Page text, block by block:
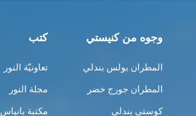
وجوه من كنيستي
المطران بولس بندلي
المطران جورج خضر
كوستي بندلي
كتب
تعاونيّة النور
مجلة النور
مكتبة بانياس